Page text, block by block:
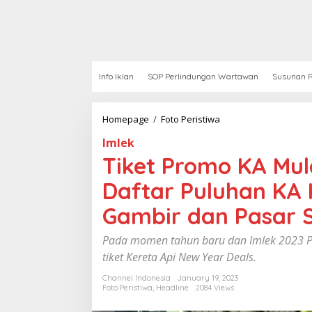
Info Iklan SOP Perlindungan Wartawan Susunan
Homepage / Foto Peristiwa
t
r
m
K
A
u
l
Imlek
Tiket Promo KA
Daftar Puluhan KA
Gambir dan Pasar
Pada momen tahun baru dan Imlek 2023
tiket Kereta Api New Year Deals.
Channel Indonesia
January 19, 2023
Foto Peristiwa, Headline 2084 Views